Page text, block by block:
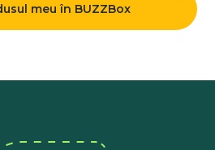
meu în BUZZBox